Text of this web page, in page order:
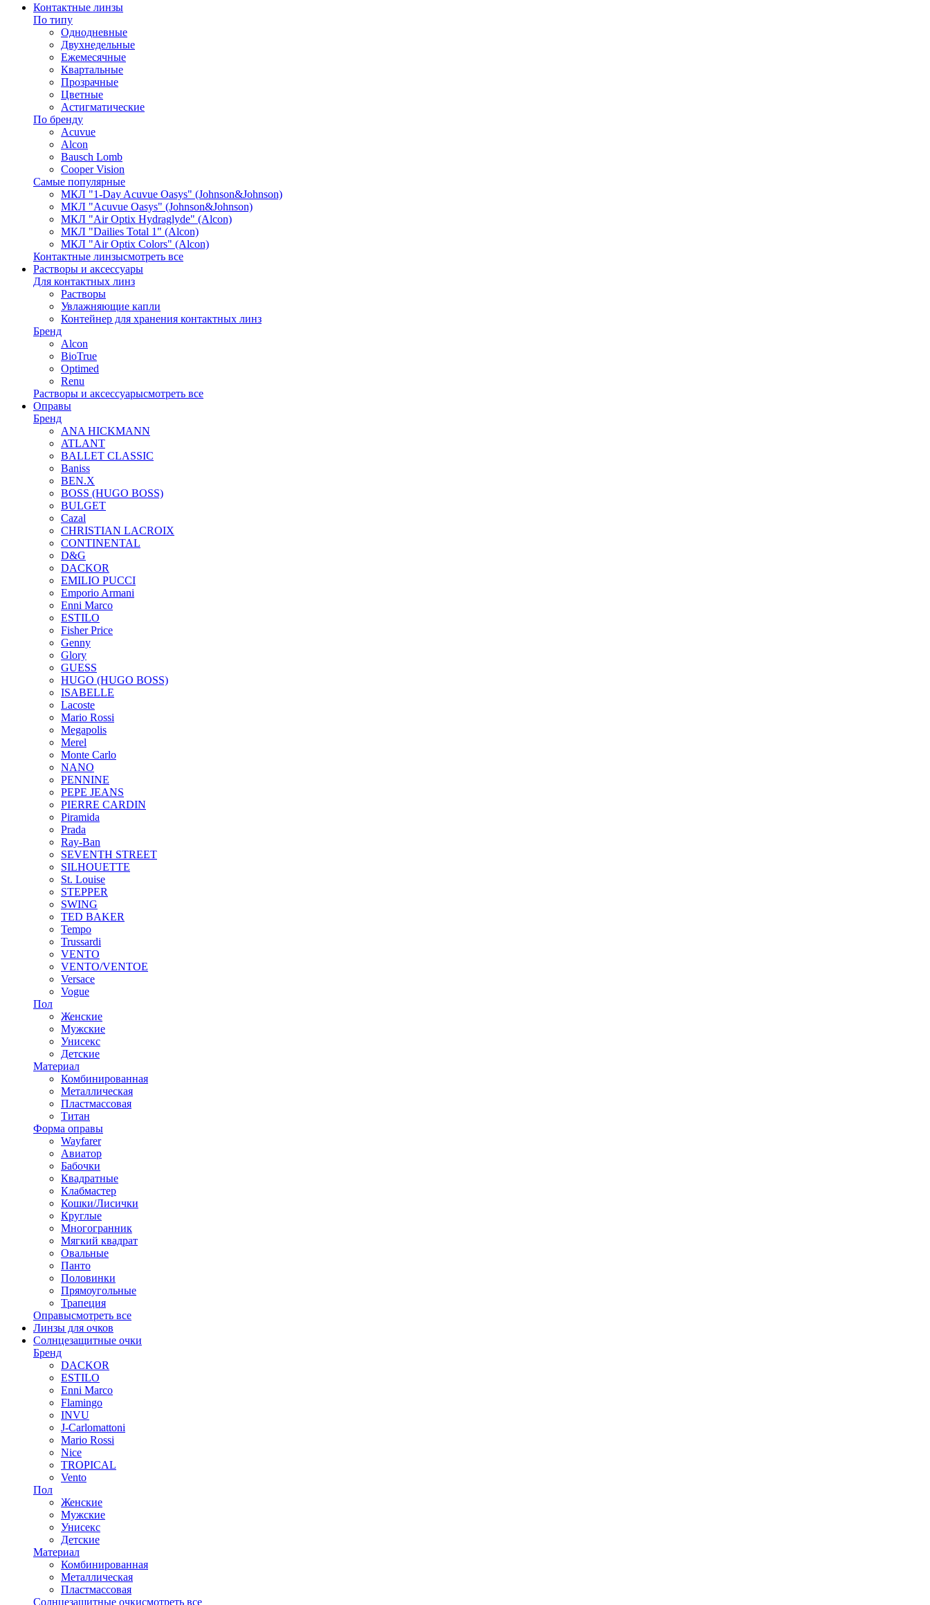
Контактные линзы
По типу
Однодневные
Двухнедельные
Ежемесячные
Квартальные
Прозрачные
Цветные
Астигматические
По бренду
Acuvue
Alcon
Bausch Lomb
Cooper Vision
Самые популярные
МКЛ "1-Day Acuvue Oasys" (Johnson&Johnson)
МКЛ "Acuvue Oasys" (Johnson&Johnson)
МКЛ "Air Optix Hydraglyde" (Alcon)
МКЛ "Dailies Total 1" (Alcon)
МКЛ "Air Optix Colors" (Alcon)
Контактные линзысмотреть все
Растворы и аксессуары
Для контактных линз
Растворы
Увлажняющие капли
Контейнер для хранения контактных линз
Бренд
Alcon
BioTrue
Optimed
Renu
Растворы и аксессуарысмотреть все
Оправы
Бренд
ANA HICKMANN
ATLANT
BALLET CLASSIC
Baniss
BEN.X
BOSS (HUGO BOSS)
BULGET
Cazal
CHRISTIAN LACROIX
CONTINENTAL
D&G
DACKOR
EMILIO PUCCI
Emporio Armani
Enni Marco
ESTILO
Fisher Price
Genny
Glory
GUESS
HUGO (HUGO BOSS)
ISABELLE
Lacoste
Mario Rossi
Megapolis
Merel
Monte Carlo
NANO
PENNINE
PEPE JEANS
PIERRE CARDIN
Piramida
Prada
Ray-Ban
SEVENTH STREET
SILHOUETTE
St. Louise
STEPPER
SWING
TED BAKER
Tempo
Trussardi
VENTO
VENTO/VENTOE
Versace
Vogue
Пол
Женские
Мужские
Унисекс
Детские
Материал
Комбинированная
Металлическая
Пластмассовая
Титан
Форма оправы
Wayfarer
Авиатор
Бабочки
Квадратные
Клабмастер
Кошки/Лисички
Круглые
Многогранник
Мягкий квадрат
Овальные
Панто
Половинки
Прямоугольные
Трапеция
Оправысмотреть все
Линзы для очков
Солнцезащитные очки
Бренд
DACKOR
ESTILO
Enni Marco
Flamingo
INVU
J-Carlomattoni
Mario Rossi
Nice
TROPICAL
Vento
Пол
Женские
Мужские
Унисекс
Детские
Материал
Комбинированная
Металлическая
Пластмассовая
Солнцезащитные очкисмотреть все